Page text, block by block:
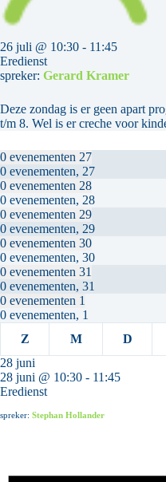
26 juli @ 10:30 - 11:45
Eredienst
spreker: Gerard Kramer
Deze zondag is er geen apart
t/m 8. Wel is er creche voor
0 evenementen 27
0 evenementen, 27
0 evenementen 28
0 evenementen, 28
0 evenementen 29
0 evenementen, 29
0 evenementen 30
0 evenementen, 30
0 evenementen 31
0 evenementen, 31
0 evenementen 1
0 evenementen, 1
Zzondag Mmaandag
D
28 juni
28 juni @ 10:30 - 11:45
Eredienst
spreker: Stephan Hollander